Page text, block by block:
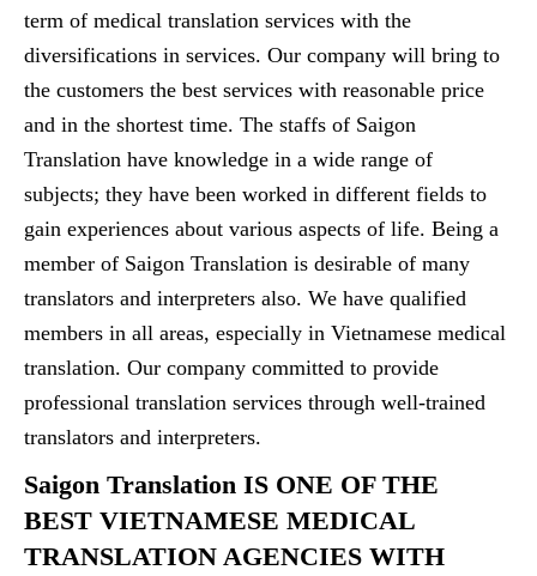
term of medical translation services with the
diversifications in services. Our company will bring to
the customers the best services with reasonable price
and in the shortest time. The staffs of Saigon
Translation have knowledge in a wide range of
subjects; they have been worked in different fields to
gain experiences about various aspects of life. Being a
member of Saigon Translation is desirable of many
translators and interpreters also. We have qualified
members in all areas, especially in Vietnamese medical
translation. Our company committed to provide
professional translation services through well-trained
translators and interpreters.
Saigon Translation IS ONE OF THE
BEST VIETNAMESE MEDICAL
TRANSLATION AGENCIES WITH